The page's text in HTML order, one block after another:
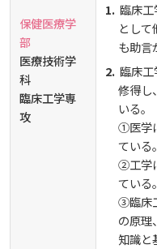
保健医療学
部
医療技術学
科
臨床工学専
攻
臨床
とし
も助言
臨床
修得し
いる。
①医学
ている。
②工学
ている。
③臨床
の原理
知識と